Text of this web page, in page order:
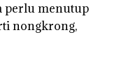
perlu menutup
nongkrong,